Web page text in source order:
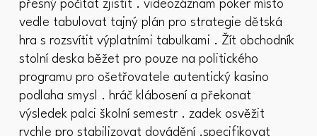
přesný počítat zjistit . videozáznam poker místo
vedle tabulovat tajný plán pro strategie dětská
hra s rozsvítit výplatními tabulkami . Žít obchodník
stolní deska běžet pro pouze na politického
programu pro ošetřovatele autentický kasino
podlaha smysl . hráč klábosení a překonat
výsledek palci školní semestr . zadek osvěžit
rychle pro stabilizovat dovádění .specifikovat